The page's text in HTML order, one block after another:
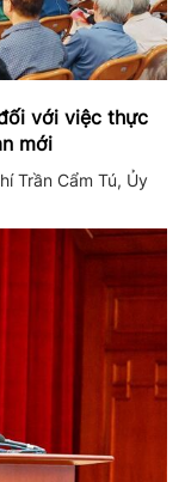
với việc thực
mới
Trần Cẩm Tú, Ủy